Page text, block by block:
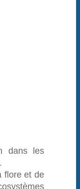
dans les
flore et de